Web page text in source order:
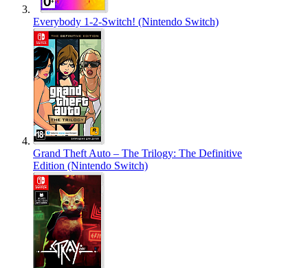
Everybody 1-2-Switch! (Nintendo Switch)
Grand Theft Auto – The Trilogy: The Definitive
Edition (Nintendo Switch)